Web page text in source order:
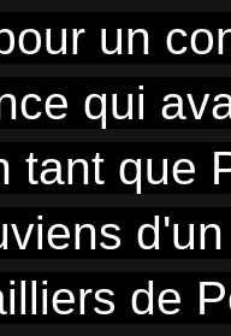
un
qui
tant que
de